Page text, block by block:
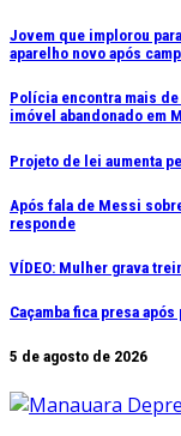
Ir
para
o
conteúdo
Jovem que implorou
aparelho novo após
Polícia encontra mais
imóvel abandonado em
Projeto de lei aumenta
Após fala de Messi
responde
VÍDEO: Mulher grava
Caçamba fica presa
5 de agosto de 2026